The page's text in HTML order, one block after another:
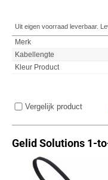
Uit eigen voorraad leverbaar.
Merk
Kabellengte
Kleur Product
Vergelijk product
Gelid Solutions 1-